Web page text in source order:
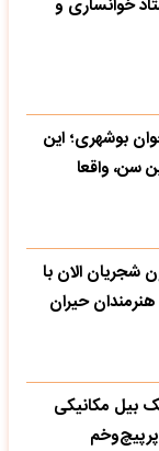
خوانساری و
بوشهری؛ این
سن، واقعا
شجریان الان با
حیران
بیل مکانیکی
پرپیچ‌وخم